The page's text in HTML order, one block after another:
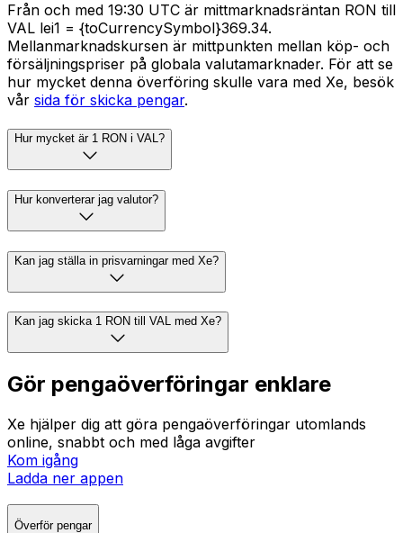
Från och med 19:30 UTC är mittmarknadsräntan RON till
VAL lei1 = {toCurrencySymbol}369.34.
Mellanmarknadskursen är mittpunkten mellan köp- och
försäljningspriser på globala valutamarknader. För att se
hur mycket denna överföring skulle vara med Xe, besök
vår sida för skicka pengar.
Hur mycket är 1 RON i VAL?
Hur konverterar jag valutor?
Kan jag ställa in prisvarningar med Xe?
Kan jag skicka 1 RON till VAL med Xe?
Gör pengaöverföringar enklare
Xe hjälper dig att göra pengaöverföringar utomlands
online, snabbt och med låga avgifter
Kom igång
Ladda ner appen
Överför pengar